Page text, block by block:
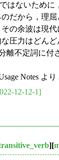
はないため
だから，理
の余波は現代
圧力はどん
離不定詞に付
Notes より
12-12-1]
][